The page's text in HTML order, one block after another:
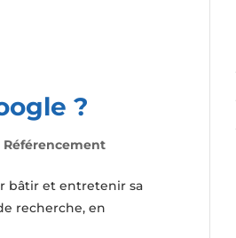
?
Référencement
bâtir et entretenir sa
recherche, en